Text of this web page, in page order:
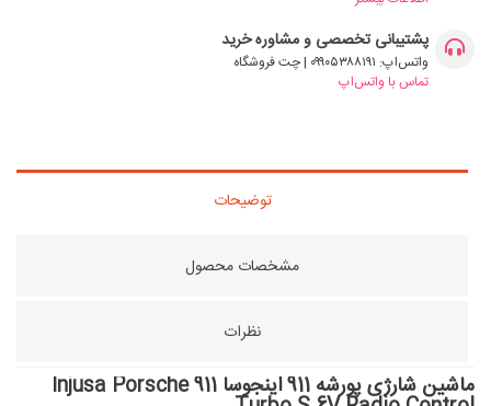
پشتیبانی تخصصی و مشاوره خرید
واتس‌اپ: ۰۹۹۰۵۳۸۸۱۹۱ | چت فروشگاه
تماس با واتس‌اپ
توضیحات
مشخصات محصول
نظرات
ماشین شارژی پورشه 911 اینجوسا Injusa Porsche 911